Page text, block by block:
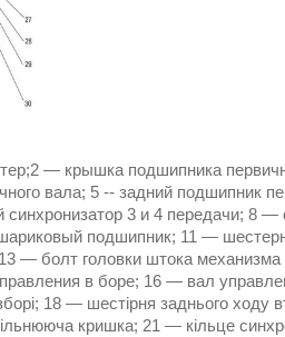
― крышка подшипника
вала; 5 -- задний подшипник
3 и 4 передачи; 8
подшипник; 11 ―
― болт головки штока
в боре; 16 ― вал
18 ― шестірня заднього ходу
кришка; 21 ― кільце